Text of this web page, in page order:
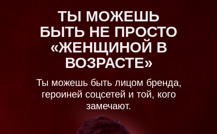
ТЫ МОЖЕШЬ
БЫТЬ НЕ ПРОСТО
«ЖЕНЩИНОЙ В
ВОЗРАСТЕ»
Ты можешь быть лицом бренда,
героиней соцсетей и той, кого
замечают.